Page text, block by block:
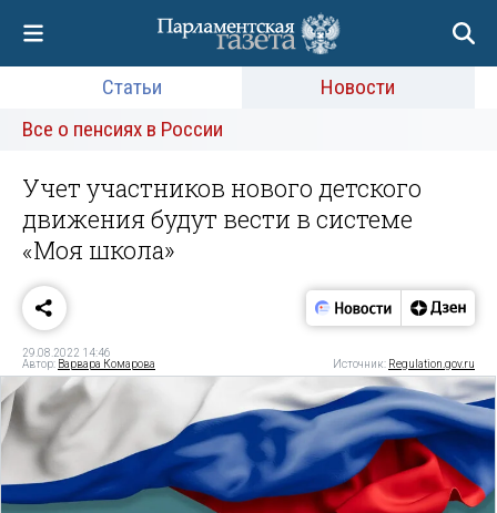
Статьи
Новости
Все о пенсиях в России
Учет участников нового детского
движения будут вести в системе
«Моя школа»
29.08.2022 14:46
Автор: Варвара Комарова Источник: Regulation.gov.ru